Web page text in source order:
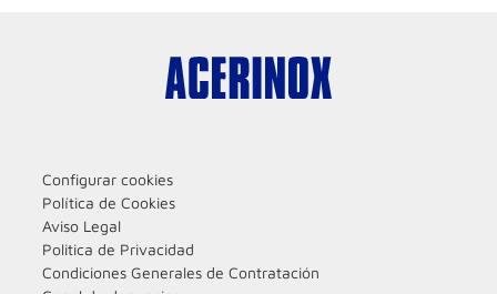
Configurar cookies
Política de Cookies
Aviso Legal
Politica de Privacidad
Condiciones Generales de Contratación